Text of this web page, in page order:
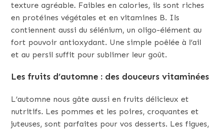
texture agréable. Faibles en calories, ils sont riches
en protéines végétales et en vitamines B. Ils
contiennent aussi du sélénium, un oligo-élément au
fort pouvoir antioxydant. Une simple poêlée à l’ail
et au persil suffit pour sublimer leur goût.
Les fruits d’automne : des douceurs vitaminées
L’automne nous gâte aussi en fruits délicieux et
nutritifs. Les pommes et les poires, croquantes et
juteuses, sont parfaites pour vos desserts. Les figues,